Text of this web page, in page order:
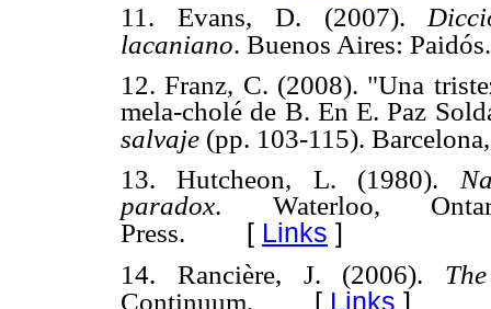
11. Evans, D. (2007).
lacaniano. Buenos Aires: Paidós.
12. Franz, C. (2008). "Una
mela-cholé de B. En E. Paz
salvaje (pp. 103-115).
13. Hutcheon, L. (1980).
paradox. Waterloo,
Press. [ Links ]
14. Rancière, J. (2006).
Continuum. [ Links ]